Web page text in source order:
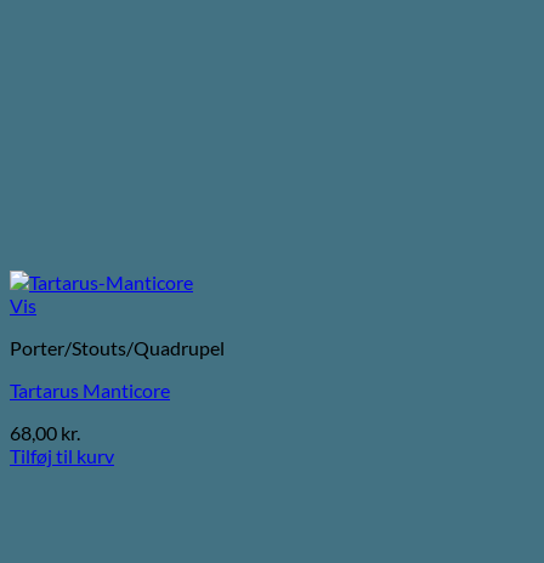
Vis
Porter/Stouts/Quadrupel
Tartarus Manticore
68,00 kr.
Tilføj til kurv